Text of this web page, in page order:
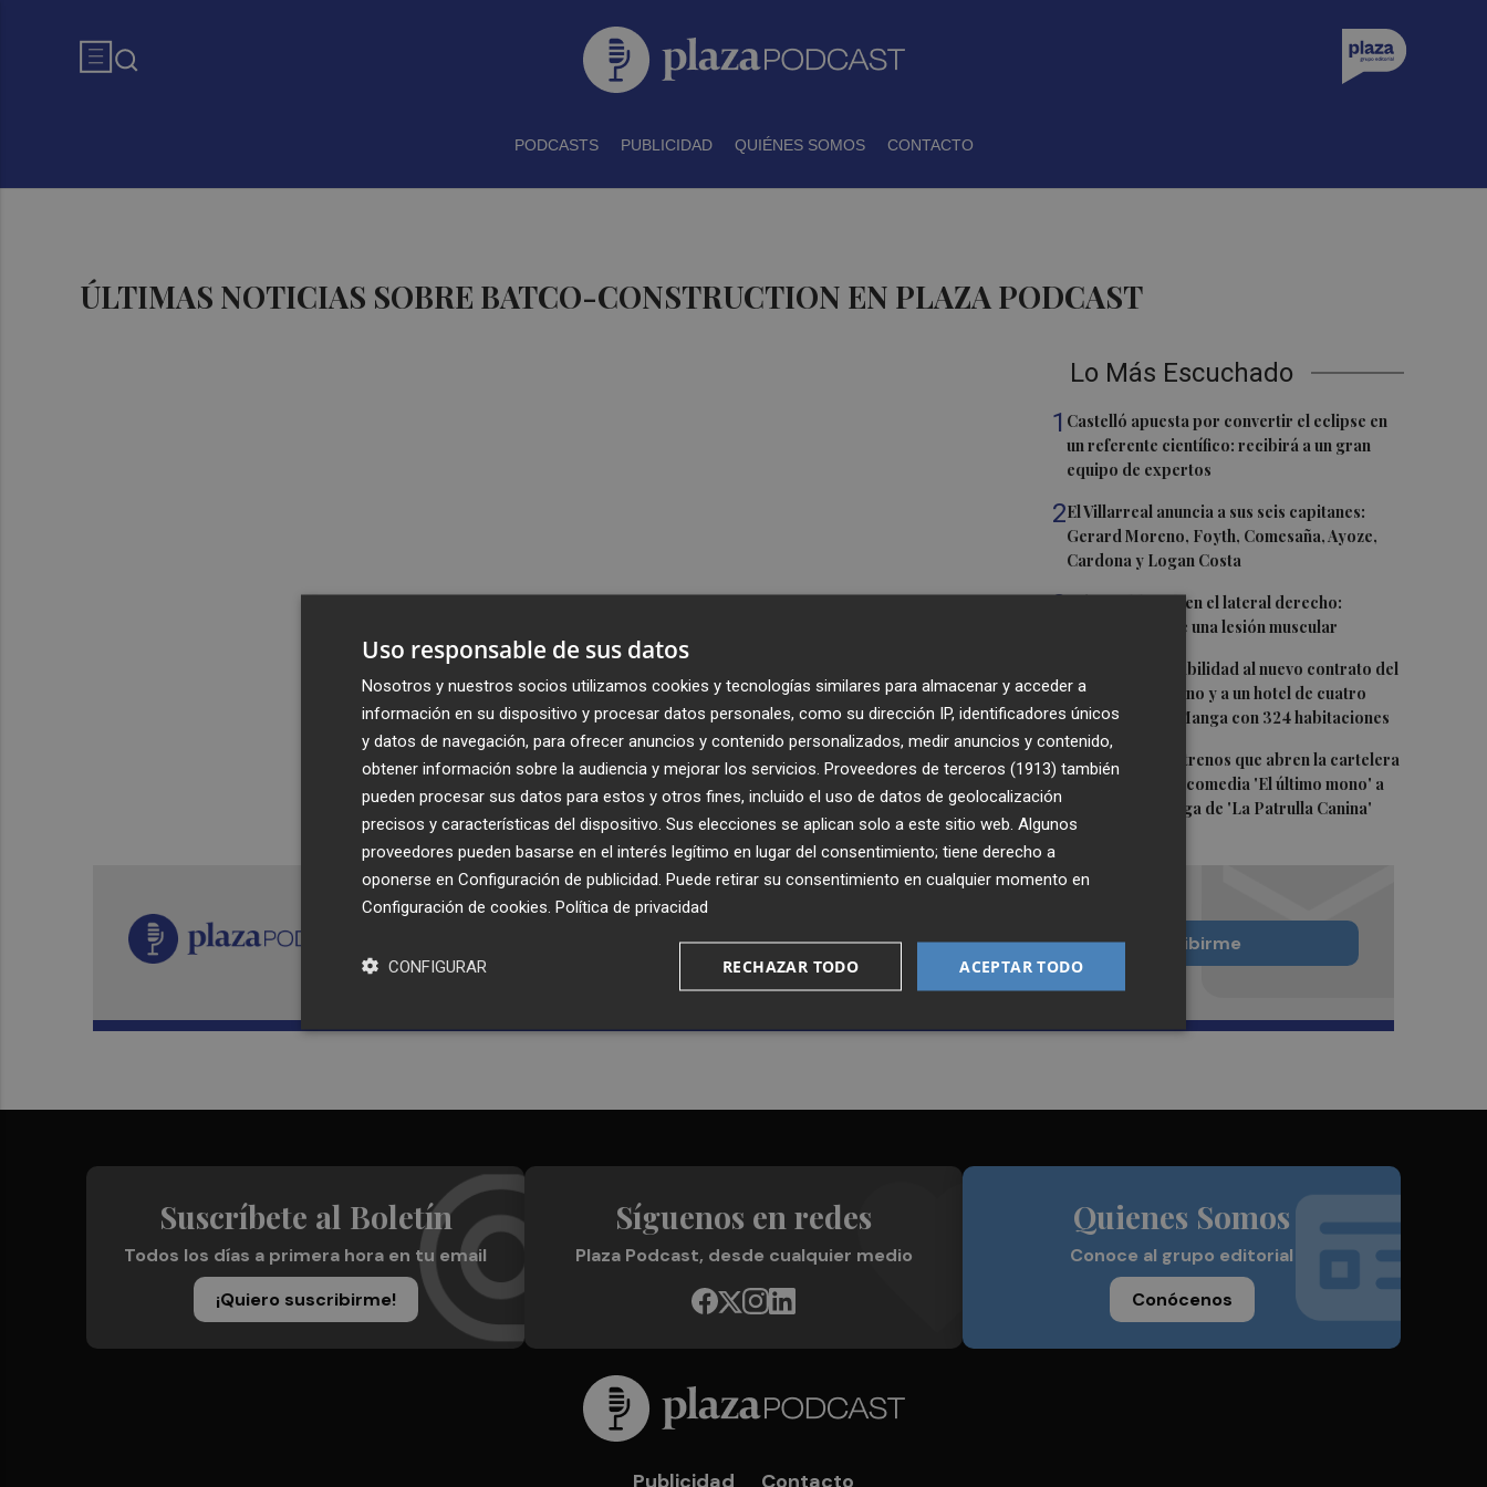
PODCASTS PUBLICIDAD QUIÉNES SOMOS CONTACTO
ÚLTIMAS NOTICIAS SOBRE BATCO-CONSTRUCTION EN PLAZA PODCAST
Lo Más Escuchado
1 Castelló apuesta por convertir el eclipse en
un referente científico: recibirá a un gran
equipo de expertos
2El Villarreal anuncia a sus seis capitanes:
Gerard Moreno, Foyth, Comesaña, Ayoze,
Cardona y Logan Costa
3Más problemas en el lateral derecho:
Monferrer sufre una lesión muscular
San Javier da viabilidad al nuevo contrato del
transporte urbano y a un hotel de cuatro
estrellas en La Manga con 324 habitaciones
5 Estos son los estrenos que abren la cartelera
en agosto: de la comedia 'El último mono' a
una nueva entrega de 'La Patrulla Canina'
Recibe toda la actualidad de
Plaza Podcast en tu correo
Quiero suscribirme
Suscríbete al Boletín
Todos los días a primera hora en tu email
¡Quiero suscribirme!
Síguenos en redes
Plaza Podcast, desde cualquier medio
Quienes Somos
Conoce al grupo editorial
Conócenos
Publicidad Contacto
Uso responsable de sus datos
Nosotros y nuestros socios utilizamos cookies y tecnologías similares para almacenar y acceder a
información en su dispositivo y procesar datos personales, como su dirección IP, identificadores únicos
y datos de navegación, para ofrecer anuncios y contenido personalizados, medir anuncios y contenido,
obtener información sobre la audiencia y mejorar los servicios. Proveedores de terceros (1913) también
pueden procesar sus datos para estos y otros fines, incluido el uso de datos de geolocalización
precisos y características del dispositivo. Sus elecciones se aplican solo a este sitio web. Algunos
proveedores pueden basarse en el interés legítimo en lugar del consentimiento; tiene derecho a
oponerse en Configuración de publicidad . Puede retirar su consentimiento en cualquier momento en
Configuración de cookies Política de privacidad
ACEPTAR TODO
RECHAZAR TODO
CONFIGURAR